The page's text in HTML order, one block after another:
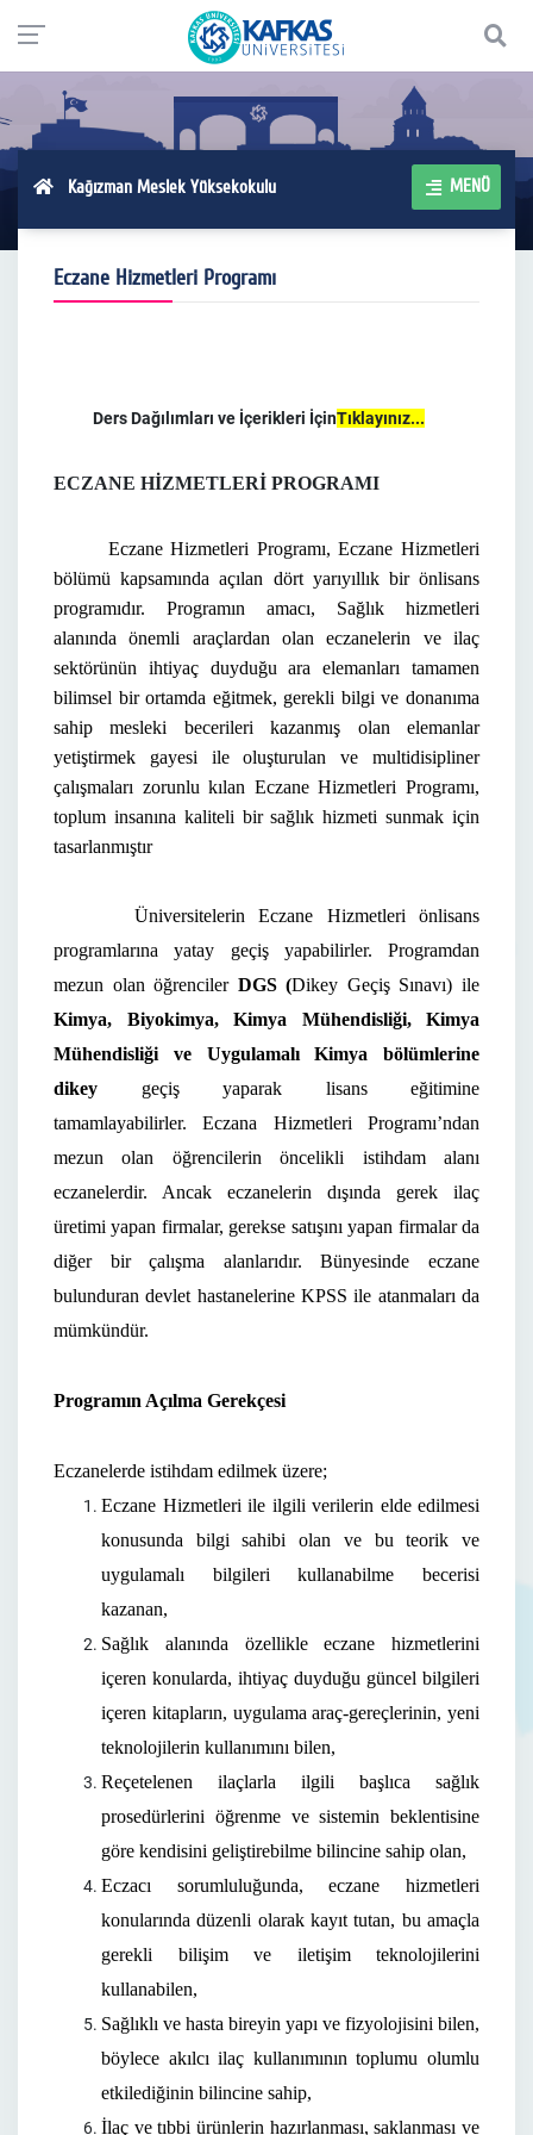
Kağızman Meslek Yüksekokulu MENÜ
Eczane Hizmetleri Programı
Ders Dağılımları ve İçerikleri İçinTıklayınız...
ECZANE HİZMETLERİ PROGRAMI
Eczane Hizmetleri Programı, Eczane Hizmetleri
bölümü kapsamında açılan dört yarıyıllık bir önlisans
programıdır. Programın amacı, Sağlık hizmetleri
alanında önemli araçlardan olan eczanelerin ve ilaç
sektörünün ihtiyaç duyduğu ara elemanları tamamen
bilimsel bir ortamda eğitmek, gerekli bilgi ve donanıma
sahip mesleki becerileri kazanmış olan elemanlar
yetiştirmek gayesi ile oluşturulan ve multidisipliner
çalışmaları zorunlu kılan Eczane Hizmetleri Programı,
toplum insanına kaliteli bir sağlık hizmeti sunmak için
tasarlanmıştır
Üniversitelerin Eczane Hizmetleri önlisans
programlarına yatay geçiş yapabilirler. Programdan
mezun olan öğrenciler DGS(Dikey Geçiş Sınavı) ile
Kimya, Biyokimya, Kimya Mühendisliği, Kimya
Mühendisliği ve Uygulamalı Kimya
bölümlerine
dikey geçiş yaparak lisans eğitimine
tamamlayabilirler.Eczana Hizmetleri Programı’ndan
mezun olan öğrencilerin öncelikli istihdam alanı
eczanelerdir. Ancak eczanelerin dışında gerek ilaç
üretimi yapan firmalar, gerekse satışını yapan firmalar da
diğer bir çalışma alanlarıdır. Bünyesinde eczane
bulunduran devlet hastanelerine KPSS ile atanmaları da
mümkündür.
Programın Açılma Gerekçesi
Eczanelerde istihdam edilmek üzere;
Eczane Hizmetleri ile ilgili verilerin elde edilmesi
konusunda bilgi sahibi olan ve bu teorik ve
uygulamalı bilgileri kullanabilme becerisi
kazanan,
Sağlık alanında özellikle eczane hizmetlerini
içeren konularda, ihtiyaç duyduğu güncel bilgileri
içeren kitapların, uygulama araç-gereçlerinin, yeni
teknolojilerin kullanımını bilen,
Reçetelenen ilaçlarla ilgili başlıca sağlık
prosedürlerini öğrenme ve sistemin beklentisine
göre kendisini geliştirebilme bilincine sahip olan,
Eczacı sorumluluğunda, eczane hizmetleri
konularında düzenli olarak kayıt tutan, bu amaçla
gerekli bilişim ve iletişim teknolojilerini
kullanabilen,
Sağlıklı ve hasta bireyin yapı ve fizyolojisini bilen,
böylece akılcı ilaç kullanımının toplumu olumlu
etkilediğinin bilincine sahip,
İlaç ve tıbbi ürünlerin hazırlanması, saklanması ve